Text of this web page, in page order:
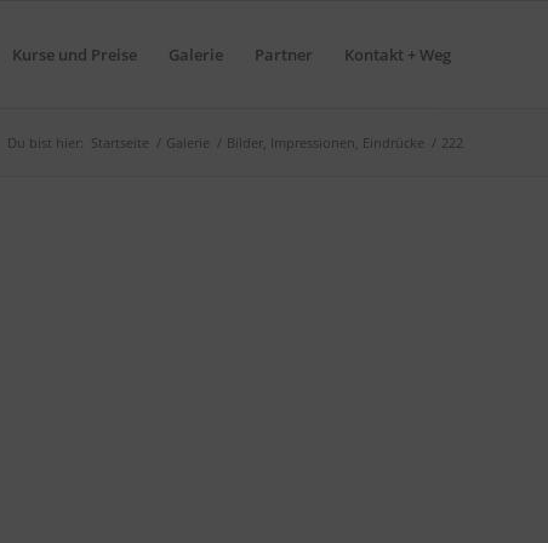
Kurse und Preise Galerie Partner Kontakt + Weg
Du bist hier: Startseite / Galerie / Bilder, Impressionen, Eindrücke / 222